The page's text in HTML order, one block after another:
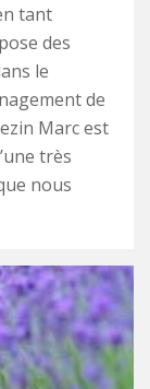
tant
des
le
de
Marc est
très
nous